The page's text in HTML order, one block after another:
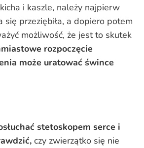
i kaszle, należy najpierw
się przeziębiła, a dopiero potem
możliwość, że jest to skutek
rozpoczęcie
może uratować śwince
stetoskopem serce i
czy zwierzątko się nie